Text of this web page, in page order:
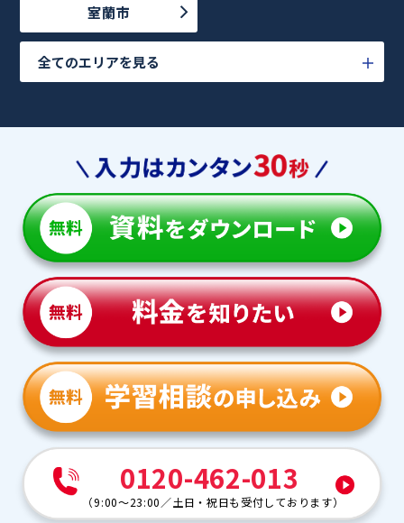
室蘭市
全てのエリアを見る
0120-462-013
（9:00～23:00 ／土日・祝日も受付しております）